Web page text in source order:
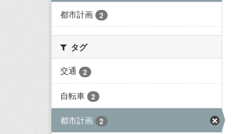
都市計画 2
タグ
交通
2
自転車 2
都市計画 2